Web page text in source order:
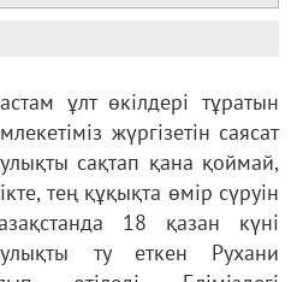
ұлт өкілдері тұратын
жүргізетін саясат
сақтап қана қоймай,
тең құқықта өмір сүруін
18 қазан күні
ту еткен Рухани